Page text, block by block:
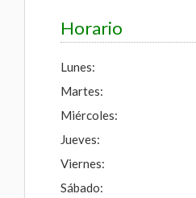
Horario
Lunes:
Martes:
Miércoles:
Jueves:
Viernes:
Sábado: